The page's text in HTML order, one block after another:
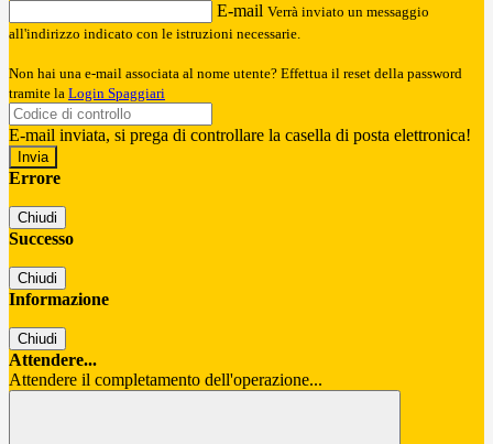
E-mail Verrà inviato un messaggio
all'indirizzo indicato con le istruzioni necessarie.
Non hai una e-mail associata al nome utente? Effettua il reset della password
tramite la Login Spaggiari
E-mail inviata, si prega di controllare la casella di posta elettronica!
Errore
Chiudi
Successo
Chiudi
Informazione
Chiudi
Attendere...
Attendere il completamento dell'operazione...